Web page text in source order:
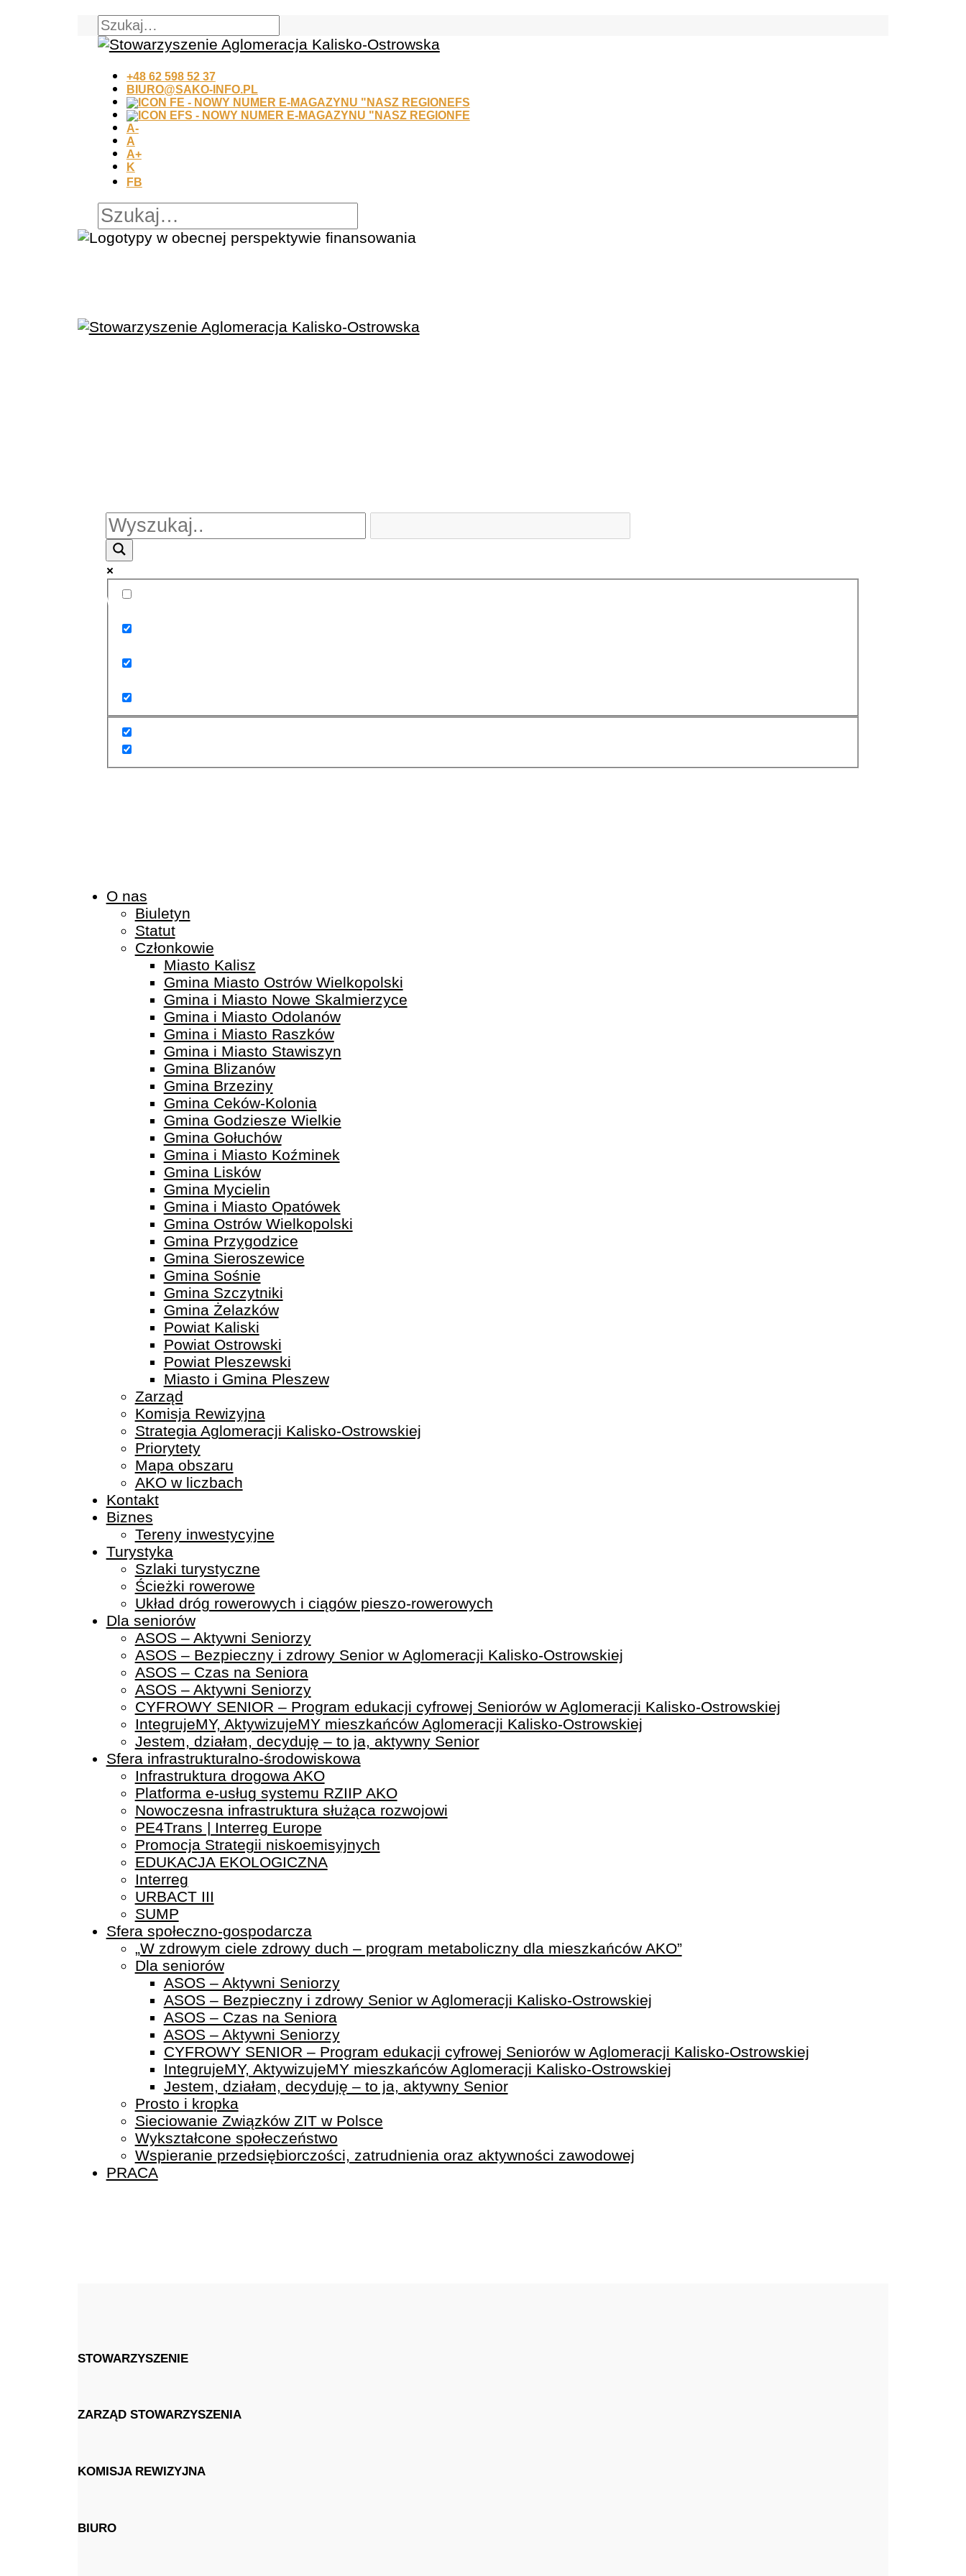
+48 62 598 52 37
BIURO@SAKO-INFO.PL
EFS
FE
A-
A
A+
K
FB
Więcej wyników...
O nas
Biuletyn
Statut
Członkowie
Miasto Kalisz
Gmina Miasto Ostrów Wielkopolski
Gmina i Miasto Nowe Skalmierzyce
Gmina i Miasto Odolanów
Gmina i Miasto Raszków
Gmina i Miasto Stawiszyn
Gmina Blizanów
Gmina Brzeziny
Gmina Ceków-Kolonia
Gmina Godziesze Wielkie
Gmina Gołuchów
Gmina i Miasto Koźminek
Gmina Lisków
Gmina Mycielin
Gmina i Miasto Opatówek
Gmina Ostrów Wielkopolski
Gmina Przygodzice
Gmina Sieroszewice
Gmina Sośnie
Gmina Szczytniki
Gmina Żelazków
Powiat Kaliski
Powiat Ostrowski
Powiat Pleszewski
Miasto i Gmina Pleszew
Zarząd
Komisja Rewizyjna
Strategia Aglomeracji Kalisko-Ostrowskiej
Priorytety
Mapa obszaru
AKO w liczbach
Kontakt
Biznes
Tereny inwestycyjne
Turystyka
Szlaki turystyczne
Ścieżki rowerowe
Układ dróg rowerowych i ciągów pieszo-rowerowych
Dla seniorów
ASOS – Aktywni Seniorzy
ASOS – Bezpieczny i zdrowy Senior w Aglomeracji Kalisko-Ostrowskiej
ASOS – Czas na Seniora
ASOS – Aktywni Seniorzy
CYFROWY SENIOR – Program edukacji cyfrowej Seniorów w Aglomeracji Kalisko-Ostrowskiej
IntegrujeMY, AktywizujeMY mieszkańców Aglomeracji Kalisko-Ostrowskiej
Jestem, działam, decyduję – to ja, aktywny Senior
Sfera infrastrukturalno-środowiskowa
Infrastruktura drogowa AKO
Platforma e-usług systemu RZIIP AKO
Nowoczesna infrastruktura służąca rozwojowi
PE4Trans | Interreg Europe
Promocja Strategii niskoemisyjnych
EDUKACJA EKOLOGICZNA
Interreg
URBACT III
SUMP
Sfera społeczno-gospodarcza
„W zdrowym ciele zdrowy duch – program metaboliczny dla mieszkańców AKO”
Dla seniorów
ASOS – Aktywni Seniorzy
ASOS – Bezpieczny i zdrowy Senior w Aglomeracji Kalisko-Ostrowskiej
ASOS – Czas na Seniora
ASOS – Aktywni Seniorzy
CYFROWY SENIOR – Program edukacji cyfrowej Seniorów w Aglomeracji Kalisko-Ostrowskiej
IntegrujeMY, AktywizujeMY mieszkańców Aglomeracji Kalisko-Ostrowskiej
Jestem, działam, decyduję – to ja, aktywny Senior
Prosto i kropka
Sieciowanie Związków ZIT w Polsce
Wykształcone społeczeństwo
Wspieranie przedsiębiorczości, zatrudnienia oraz aktywności zawodowej
PRACA
STOWARZYSZENIE
ZARZĄD STOWARZYSZENIA
KOMISJA REWIZYJNA
BIURO